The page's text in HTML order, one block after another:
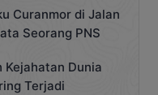
Curanmor di Jalan
Seorang PNS
Kejahatan Dunia
Terjadi